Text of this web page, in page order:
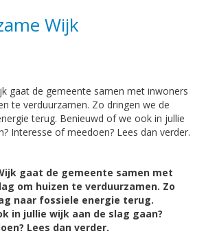
Wijk
gaat de gemeente samen met inwoners
te verduurzamen. Zo dringen we de
terug. Benieuwd of we ook in jullie
Interesse of meedoen? Lees dan verder.
gaat de gemeente samen met
om huizen te verduurzamen. Zo
naar fossiele energie terug.
in jullie wijk aan de slag gaan?
Lees dan verder.